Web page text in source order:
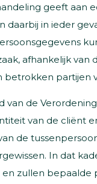
geeft aan
daarbij in ieder
afhankelijk van
betrokken partijen
van de
van de cliënt
de
In dat
zullen bepaalde